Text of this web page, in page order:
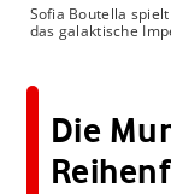
Sofia Boutella
das galaktische
Die